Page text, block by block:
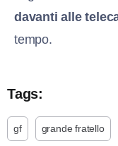
davanti alle
tempo.
Tags:
gf grande fratello